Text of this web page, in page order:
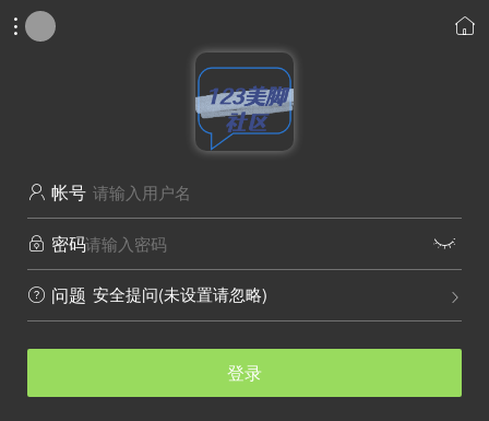
 
 帐号
 密码 
 问题 
安全提问(未设置请忽略)
登录